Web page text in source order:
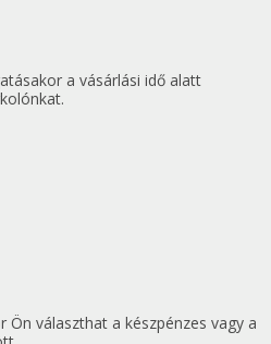
a vásárlási idő alatt
választhat a készpénzes vagy a